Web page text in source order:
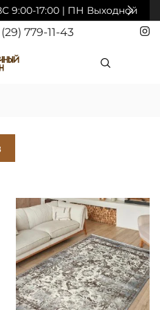
9:00-17:00 | ПН Выходной
779-11-43